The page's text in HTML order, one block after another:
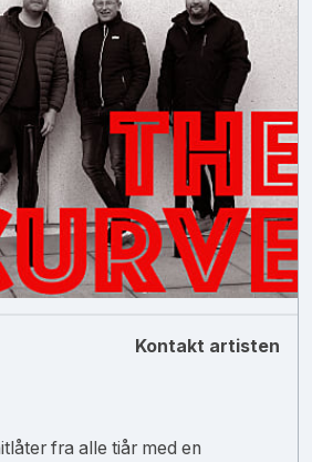
Kontakt artisten
fra alle tiår med en